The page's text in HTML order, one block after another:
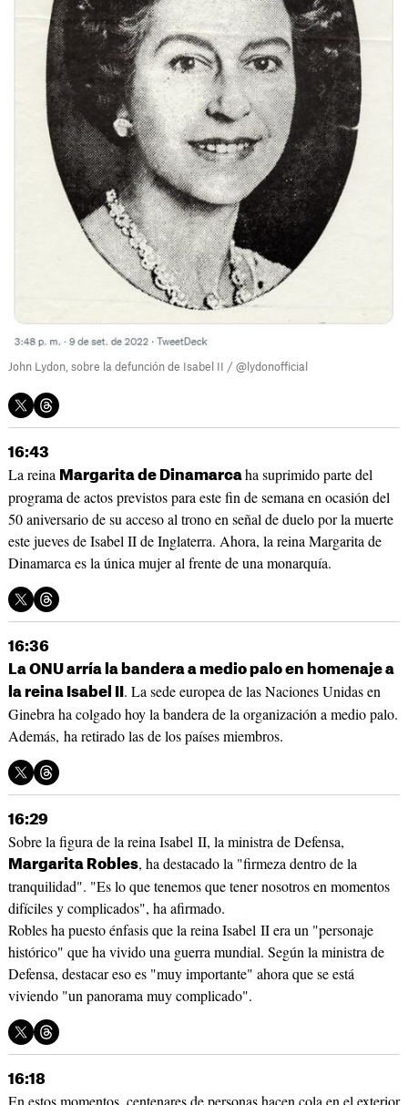
John Lydon, sobre la defunción de Isabel II / @lydonofficial
16:43
La reina Margarita de Dinamarcaha suprimido parte del
programa de actos previstos para este fin de semana en ocasión del
50 aniversario de su acceso al trono en señal de duelo por la muerte
este jueves de Isabel II de Inglaterra. Ahora, la reina Margarita de
Dinamarca es la única mujer al frente de una monarquía.
16:36
La ONU arría la bandera a medio palo en homenaje a
la reina Isabel II . La sede europea de las Naciones Unidas en
Ginebra ha colgado hoy la bandera de la organización a medio palo.
Además, ha retirado las de los países miembros.
16:29
Sobre la figura de la reina Isabel II, la ministra de Defensa,
Margarita Robles, ha destacado la "firmeza dentro de la
tranquilidad". "Es lo que tenemos que tener nosotros en momentos
difíciles y complicados", ha afirmado.
Robles ha puesto énfasis que la reina Isabel II era un "personaje
histórico" que ha vivido una guerra mundial. Según la ministra de
Defensa, destacar eso es "muy importante" ahora que se está
viviendo "un panorama muy complicado".
16:18
En estos momentos, centenares de personas hacen cola en el exterior